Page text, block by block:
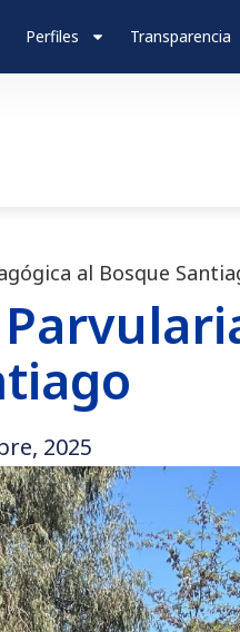
Perfiles Transparencia
al Bosque
2025